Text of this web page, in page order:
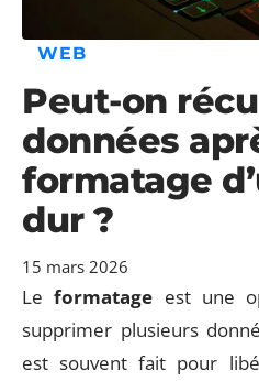
WEB
Peut-on
données
formatage
dur ?
15 mars 2026
Leformatage est une
supprimer plusieurs
est souvent fait pour